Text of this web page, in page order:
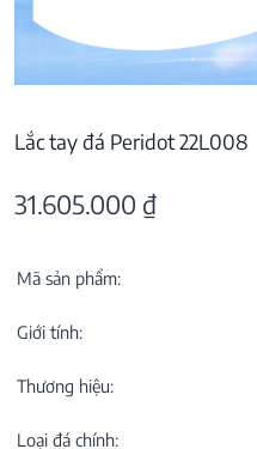
Lắc tay đá Peridot 22L008
31.605.000 ₫
Mã sản phẩm:
Giới tính:
Thương hiệu:
Loại đá chính: